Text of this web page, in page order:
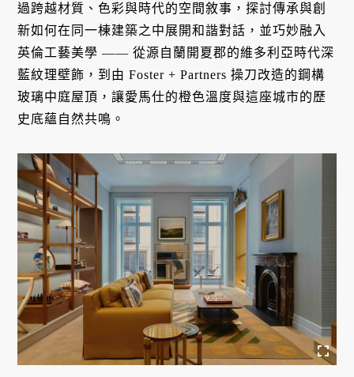
過跨越材質、色彩與時代的空間敘事，探討傳承與創
新如何在同一棟建築之中展開和諧對話，並巧妙融入
英倫工藝美學 —— 從源自蘭開夏郡的維多利亞時代深
藍紋理壁飾，到由 Foster + Partners 操刀改造的鋼構
玻璃中庭屋頂，讓愛馬仕的橙色溫度與這座城市的歷
史底蘊自然共鳴。